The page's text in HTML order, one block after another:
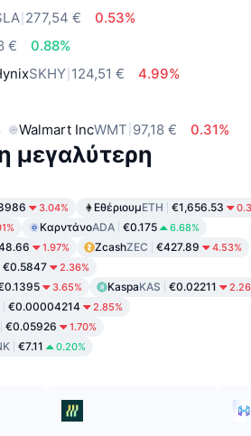
277,54 €
0.53%
€
0.88%
SKHY 124,51 €
4.99%
Walmart IncWMT 97,18 € 0.31%
μεγαλύτερη
3.04% ΕθέριουμETH €1,656.53
ΚαρντάνοADA €0.175 6.68%
1.97% ZcashZEC €427.89 4.53%
€0.5847 2.36%
3.65% KaspaKAS €0.02211
€0.00004214 2.85%
€0.05926 1.70%
€7.11 0.20%